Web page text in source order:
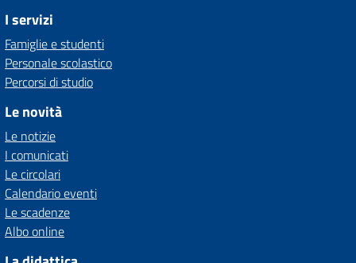
I servizi
Famiglie e studenti
Personale scolastico
Percorsi di studio
Le novità
Le notizie
I comunicati
Le circolari
Calendario eventi
Le scadenze
Albo online